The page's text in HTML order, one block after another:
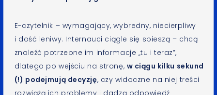
E-czytelnik – wymagający, wybredny, niecierpliwy
i dość leniwy. Internauci ciągle się spieszą – chcą
znaleźć potrzebne im informacje „tu i teraz”,
dlatego po wejściu na stronę, w ciągu kilku sekund
(!) podejmują decyzję, czy widoczne na niej treści